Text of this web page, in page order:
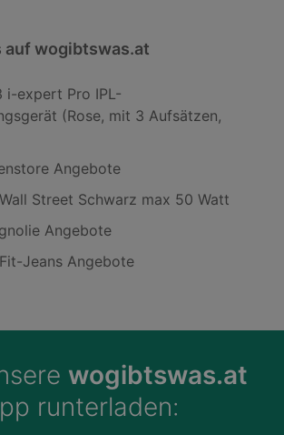
auf wogibtswas.at
i-expert Pro IPL-
(Rose, mit 3 Aufsätzen,
Angebote
Street Schwarz max 50 Watt
Angebote
Jeans Angebote
wogibtswas.at
runterladen: